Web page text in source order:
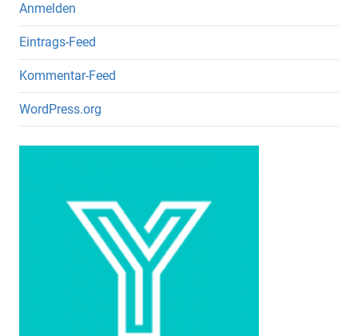
Anmelden
Eintrags-Feed
Kommentar-Feed
WordPress.org